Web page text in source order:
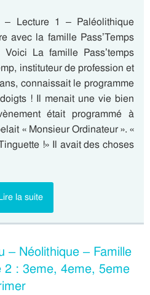
– Lecture 1 – Paléolithique
avec la famille Pass’Temps
La famille Pass’temps
instituteur de profession et
connaissait le programme
! Il menait une vie bien
était programmé à
« Monsieur Ordinateur ». «
!» Il avait des choses
la suite
– Néolithique – Famille
2 : 3eme, 4eme, 5eme